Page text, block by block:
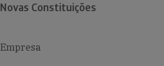
Novas Constituições
Empresa